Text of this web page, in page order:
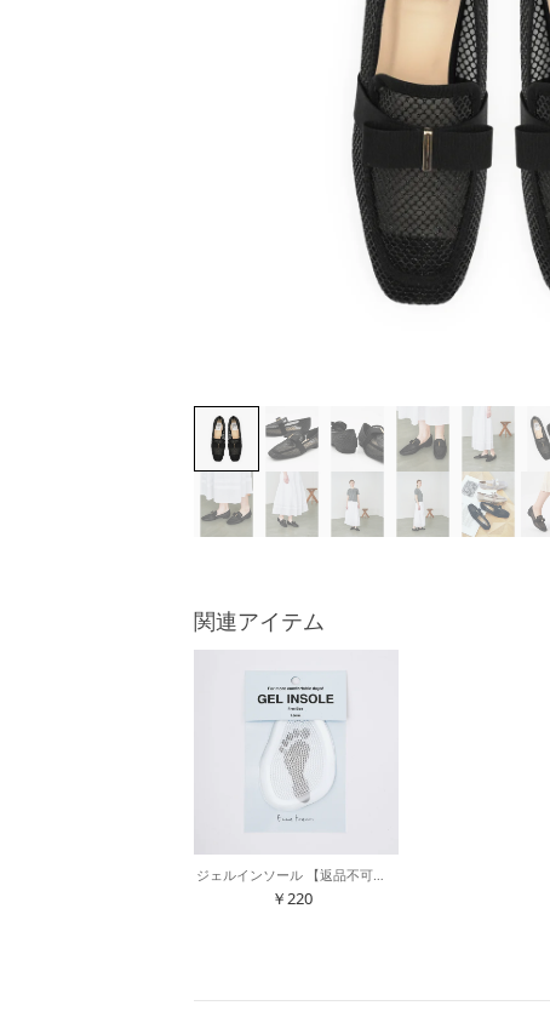
関連アイテム
ジェルインソール 【返品不可商品】 （クリア）
￥220